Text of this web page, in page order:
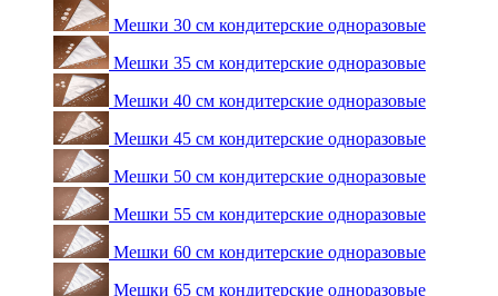
Мешки 30 см кондитерские одноразовые
Мешки 35 см кондитерские одноразовые
Мешки 40 см кондитерские одноразовые
Мешки 45 см кондитерские одноразовые
Мешки 50 см кондитерские одноразовые
Мешки 55 см кондитерские одноразовые
Мешки 60 см кондитерские одноразовые
Мешки 65 см кондитерские одноразовые